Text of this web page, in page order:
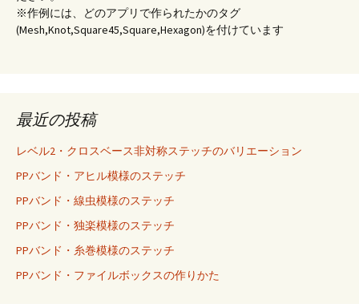
※作例には、どのアプリで作られたかのタグ
(Mesh,Knot,Square45,Square,Hexagon)を付けています
最近の投稿
レベル2・クロスベース非対称ステッチのバリエーション
PPバンド・アヒル模様のステッチ
PPバンド・線虫模様のステッチ
PPバンド・独楽模様のステッチ
PPバンド・糸巻模様のステッチ
PPバンド・ファイルボックスの作りかた